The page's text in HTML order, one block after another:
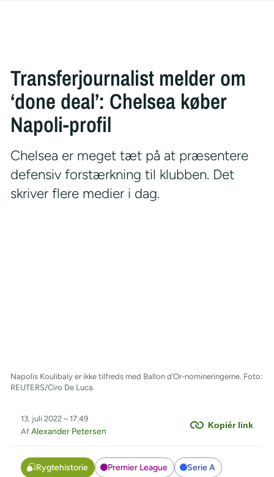
Transferjournalist melder om
‘done deal’: Chelsea køber
Napoli-profil
Chelsea er meget tæt på at præsentere
defensiv forstærkning til klubben. Det
skriver flere medier i dag.
Napolis Koulibaly er ikke tilfreds med Ballon d’Or-nomineringerne. Foto:
REUTERS/Ciro De Luca.
Kopiér link
13. juli 2022 – 17:49
Af Alexander Petersen
Rygtehistorie Premier League Serie A